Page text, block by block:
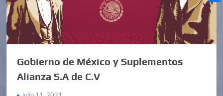
Gobierno de México y Suplementos
Alianza S.A de C.V